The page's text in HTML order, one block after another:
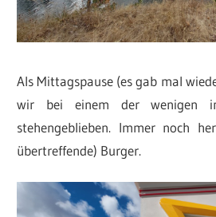
Als Mittagspause (es gab mal
wir bei einem der wenigen
stehengeblieben. Immer noch
übertreffende) Burger.